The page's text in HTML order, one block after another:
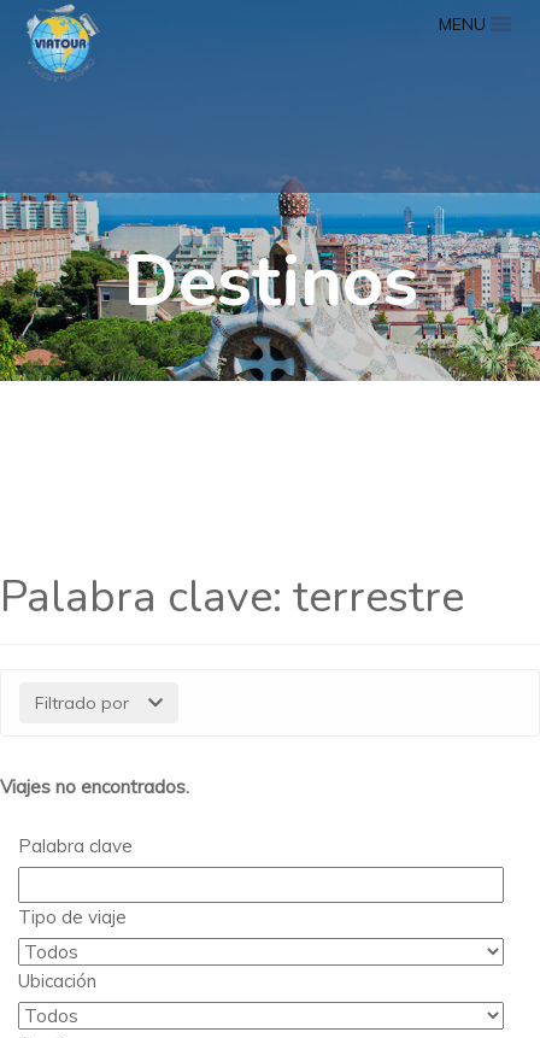
MENU
Destinos
Palabra clave: terrestre
Filtrado por
Viajes no encontrados.
Palabra clave
Tipo de viaje
Ubicación